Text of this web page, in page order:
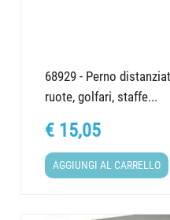
68929 - Perno
ruote, golfari, staffe...
€ 15,05
AGGIUNGI AL CARRELLO